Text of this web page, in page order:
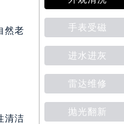
然老
清洁
手表受磁
进水进灰
雷达维修
抛光翻新